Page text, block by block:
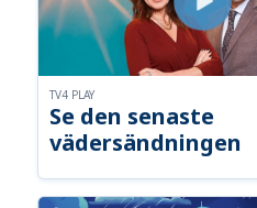
Se den senaste
vädersändningen
TV4 PLAY